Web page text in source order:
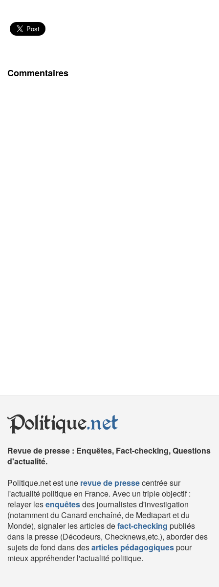
Commentaires
Politique.net
Revue de presse : Enquêtes, Fact-checking, Questions
d'actualité.
Politique.net est une revue de pressecentrée sur
l'actualité politique en France. Avec un triple objectif :
relayer lesenquêtesdes journalistes d'investigation
(notamment du Canard enchaîné, de Mediapart et du
Monde), signaler les articles defact-checking publiés
dans la presse (Décodeurs, Checknews,etc.), aborder des
sujets de fond dans desarticles pédagogiquespour
mieux appréhender l'actualité politique.